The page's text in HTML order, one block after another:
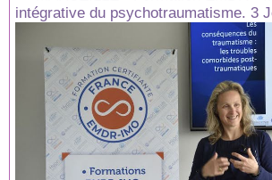
intégrative du psychotraumatisme. 3